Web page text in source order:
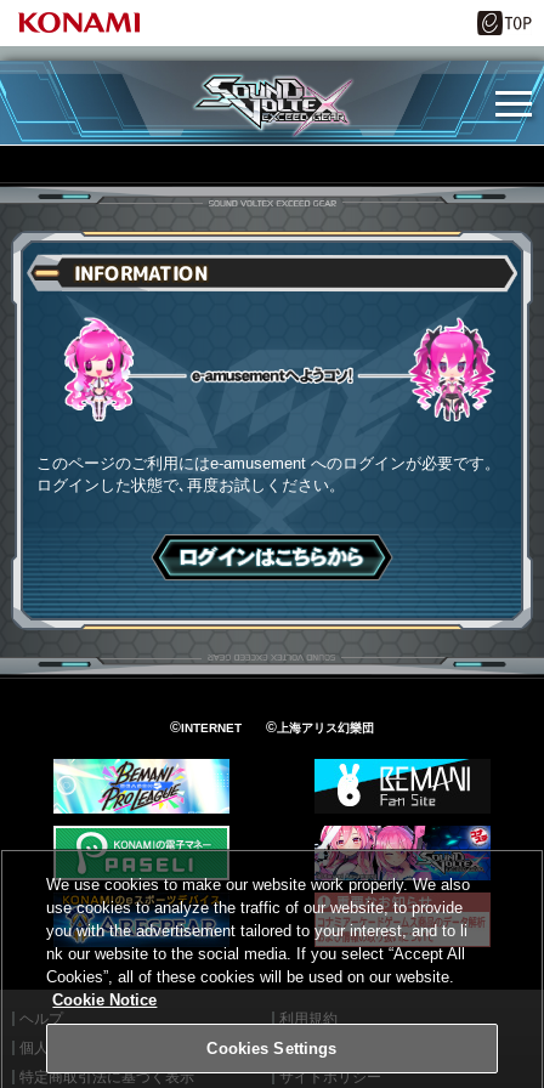
INFORMATION
このページのご利用にはe-amusement へのログインが必要です。
ログインした状態で､再度お試しください。
ログインはこちら
©INTERNET ©上海アリス幻樂団
ヘルプ
利用規約
個人情報等保護方針
外部送信について
特定商取引法に基づく表示
サイトポリシー
We use cookies to make our website work properly. We also
use cookies to analyze the traffic of our website, to provide
you with the advertisement tailored to your interest, and to li
nk our website to the social media. If you select “Accept All
Cookies”, all of these cookies will be used on our website.
Cookie Notice
Cookies Settings